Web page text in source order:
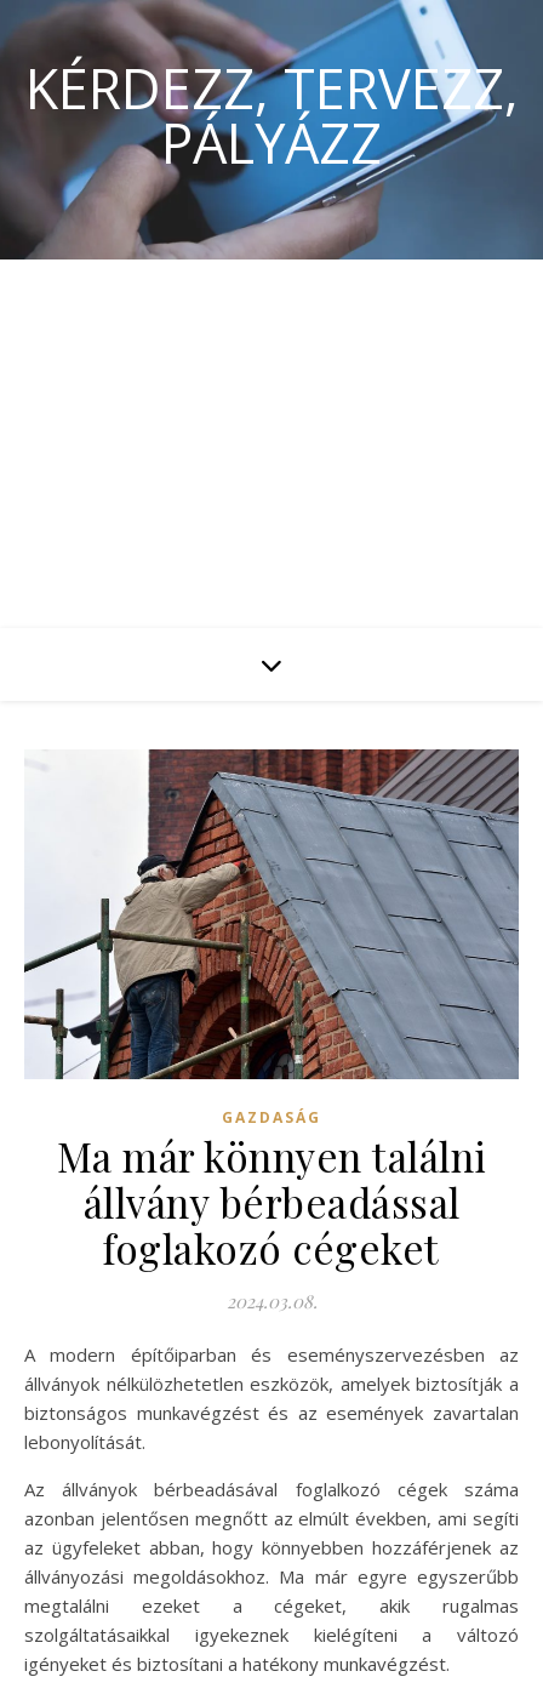
KÉRDEZZ, TERVEZZ,
PÁLYÁZZ
GAZDASÁG
Ma már könnyen találni
állvány bérbeadással
foglakozó cégeket
2024.03.08.
A modern építőiparban és eseményszervezésben az
állványok nélkülözhetetlen eszközök, amelyek biztosítják a
biztonságos munkavégzést és az események zavartalan
lebonyolítását.
Az állványok bérbeadásával foglalkozó cégek száma
azonban jelentősen megnőtt az elmúlt években, ami segíti
az ügyfeleket abban, hogy könnyebben hozzáférjenek az
állványozási megoldásokhoz. Ma már egyre egyszerűbb
megtalálni ezeket a cégeket, akik rugalmas
szolgáltatásaikkal igyekeznek kielégíteni a változó
igényeket és biztosítani a hatékony munkavégzést.